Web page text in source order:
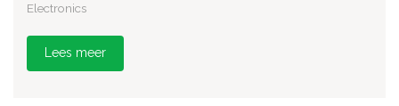
Electronics
Lees meer